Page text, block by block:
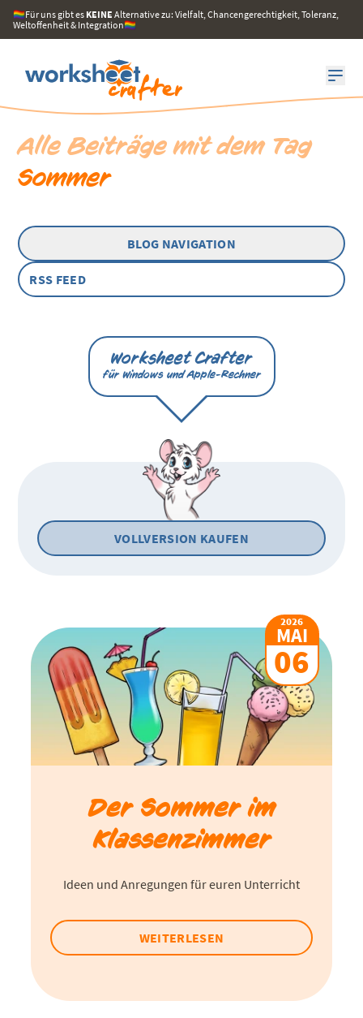
🏳️‍🌈Für uns gibt es KEINE Alternative zu: Vielfalt, Chancengerechtigkeit, Toleranz,
Weltoffenheit & Integration🏳️‍🌈
Alle Beiträge mit dem Tag
Sommer
BLOG NAVIGATION
RSS FEED
Worksheet Crafter
für Windows und Apple-Rechner
VOLLVERSION KAUFEN
2026
MAI
06
Der Sommer im
Klassenzimmer
Ideen und Anregungen für euren Unterricht
WEITERLESEN